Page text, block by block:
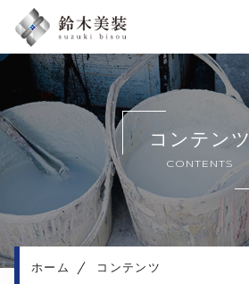
ホーム
当社について
施工メニュー
施工実績
施工の流れ
よくある質問
コンテンツ
CONTENTS
ホーム コンテンツ